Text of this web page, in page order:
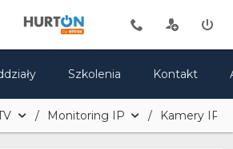
Szkolenia Kontakt
Monitoring IP Kamery IP